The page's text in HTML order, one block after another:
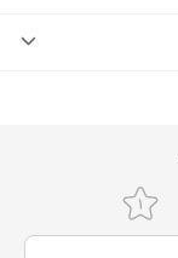
۴:۳۰ تا ۲۱